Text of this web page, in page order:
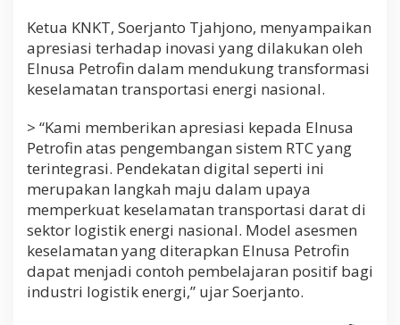
n
d
i
J
a
a
r
t
a
Ketua KNKT, Soerjanto Tjahjono, menyampaikan
apresiasi terhadap inovasi yang dilakukan oleh
Elnusa Petrofin dalam mendukung transformasi
keselamatan transportasi energi nasional.
> “Kami memberikan apresiasi kepada Elnusa
Petrofin atas pengembangan sistem RTC yang
terintegrasi. Pendekatan digital seperti ini
merupakan langkah maju dalam upaya
memperkuat keselamatan transportasi darat di
sektor logistik energi nasional. Model asesmen
keselamatan yang diterapkan Elnusa Petrofin
dapat menjadi contoh pembelajaran positif bagi
industri logistik energi,” ujar Soerjanto.